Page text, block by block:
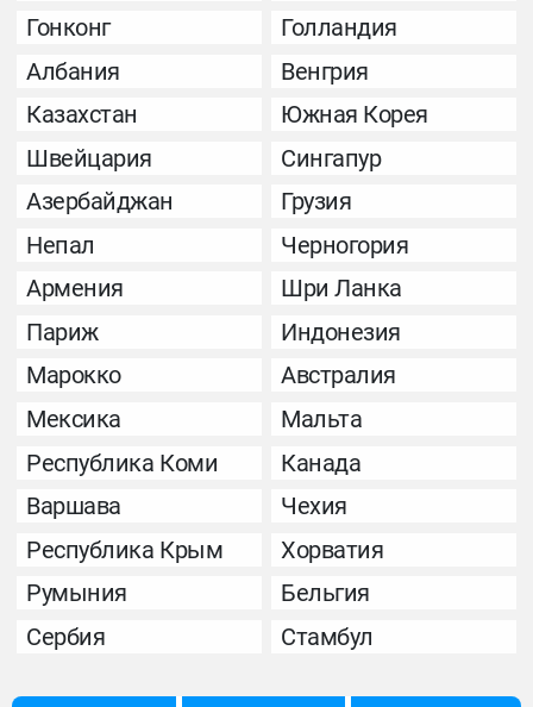
Гонконг
Голландия
Албания
Венгрия
Казахстан
Южная Корея
Швейцария
Сингапур
Азербайджан
Грузия
Непал
Черногория
Армения
Шри Ланка
Париж
Индонезия
Марокко
Австралия
Мексика
Мальта
Республика Коми
Канада
Варшава
Чехия
Республика Крым
Хорватия
Румыния
Бельгия
Сербия
Стамбул